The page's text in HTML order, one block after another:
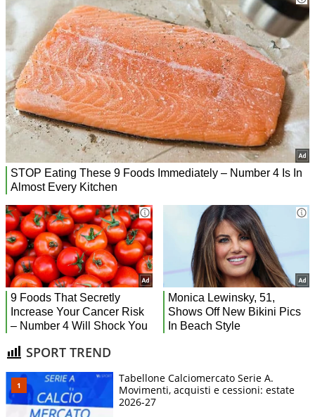
SPORT TREND
Tabellone Calciomercato Serie A.
Movimenti, acquisti e cessioni: estate
2026-27